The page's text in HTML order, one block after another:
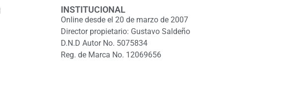
INSTITUCIONAL
Online desde el 20 de marzo de 2007
Director propietario: Gustavo Saldeño
D.N.D Autor No. 5075834
Reg. de Marca No. 12069656